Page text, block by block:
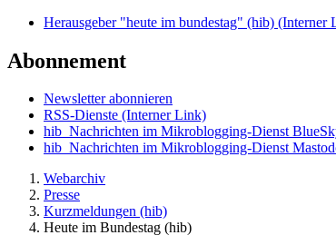
Herausgeber "heute im bundestag" (hib) (Interner
Abonnement
Newsletter abonnieren
RSS-Dienste (Interner Link)
hib_Nachrichten im Mikroblogging-Dienst
hib_Nachrichten im Mikroblogging-Dienst
Webarchiv
Presse
Kurzmeldungen (hib)
Heute im Bundestag (hib)